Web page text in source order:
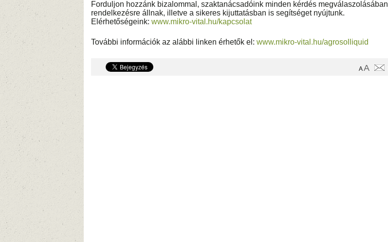
Forduljon hozzánk bizalommal, szaktanácsadóink minden kérdés megválaszolásában
rendelkezésre állnak, illetve a sikeres kijuttatásban is segítséget nyújtunk.
Elérhetőségeink: www.mikro-vital.hu/kapcsolat
További információk az alábbi linken érhetők el: www.mikro-vital.hu/agrosol liquid
A A